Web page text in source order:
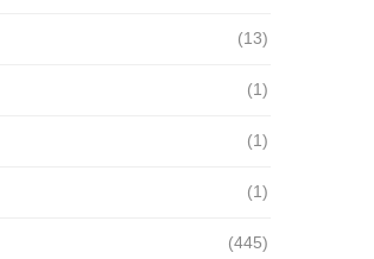
(13)
(1)
(1)
(1)
(445)